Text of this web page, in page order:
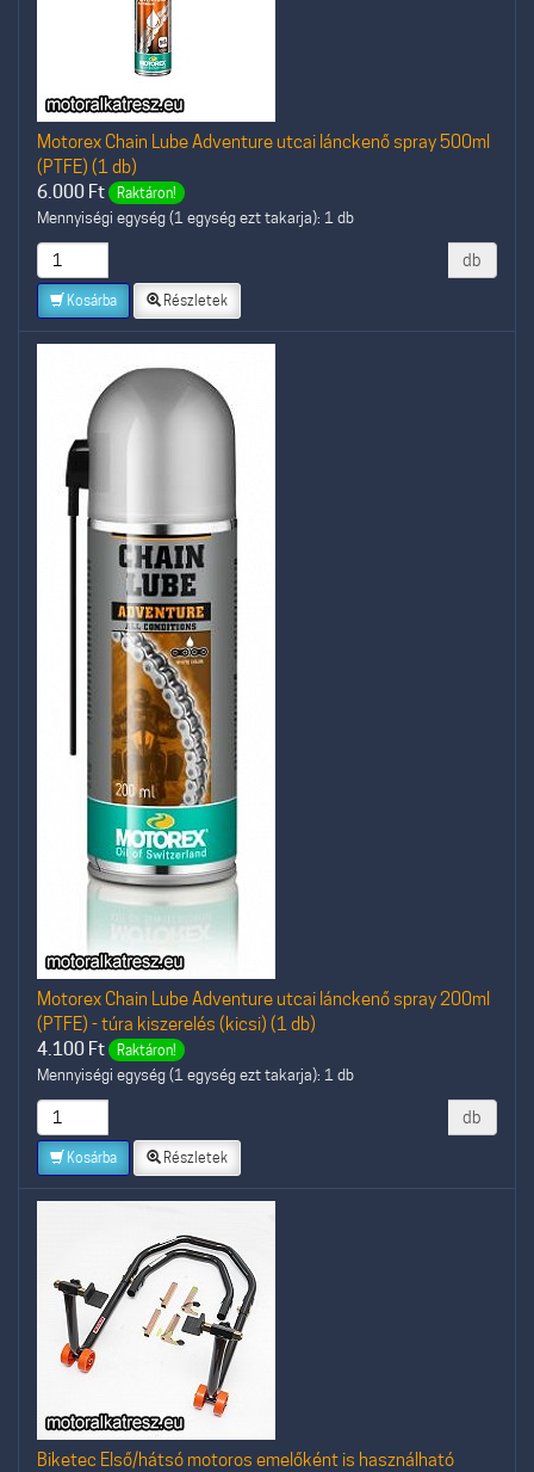
Motorex Chain Lube Adventure utcai lánckenő spray 500ml
(PTFE) (1 db)
6.000 Ft Raktáron!
Mennyiségi egység (1 egység ezt takarja): 1 db
db
Kosárba Részletek
Motorex Chain Lube Adventure utcai lánckenő spray 200ml
(PTFE) - túra kiszerelés (kicsi) (1 db)
4.100 Ft Raktáron!
Mennyiségi egység (1 egység ezt takarja): 1 db
db
Kosárba Részletek
Biketec Első/hátsó motoros emelőként is használható